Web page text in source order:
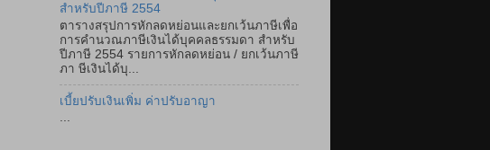
สำหรับปีภาษี 2554
ตารางสรุปการหักลดหย่อนและยกเว้นภาษีเพื่อ
การคำนวณภาษีเงินได้บุคคลธรรมดา สำหรับ
ปีภาษี 2554 รายการหักลดหย่อน / ยกเว้นภาษี
ภา ษีเงินได้บุ...
เบี้ยปรับเงินเพิ่ม ค่าปรับอาญา
...